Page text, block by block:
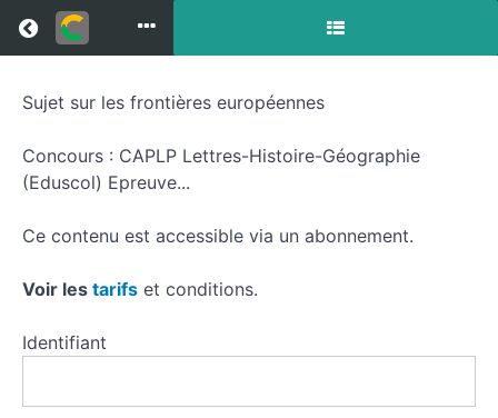
Return to all courses
Frontières
européennes
Overview
Sujet sur les frontières européennes
Concours : CAPLP Lettres-Histoire-Géographie
(Eduscol) Epreuve...
Ce contenu est accessible via un abonnement.
Voir les tarifs et conditions.
Identifiant